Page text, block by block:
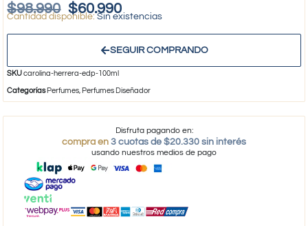
$98.990 $60.990
Sin existencias
SEGUIR COMPRANDO
SKUcarolina-herrera-edp-100ml
Categorías Perfumes, Perfumes Diseñador
Disfruta pagando en:
compra en 3 cuotas de $20.330 sin interés
usando nuestros medios de pago